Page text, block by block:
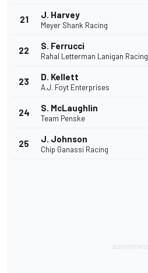
21 J. Harvey
Meyer Shank Racing
22 S. Ferrucci
Rahal Letterman Lanigan Racing
23 D. Kellett
A.J. Foyt Enterprises
24 S. McLaughlin
Team Penske
25 J. Johnson
Chip Ganassi Racing